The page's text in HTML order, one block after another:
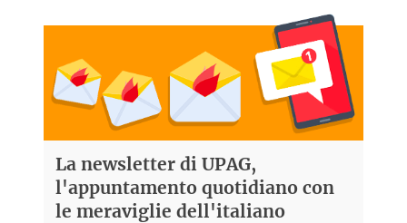
La newsletter di UPAG,
l'appuntamento quotidiano con
le meraviglie dell'italiano